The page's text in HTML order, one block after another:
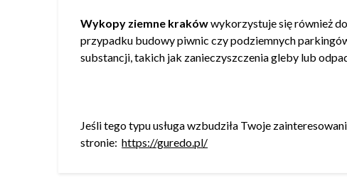
Wykopy ziemne krakówwykorzystuje się również
przypadku budowy piwnic czy podziemnych
substancji, takich jak zanieczyszczenia gleby lub
Jeśli tego typu usługa wzbudziła Twoje
stronie:https://guredo.pl/